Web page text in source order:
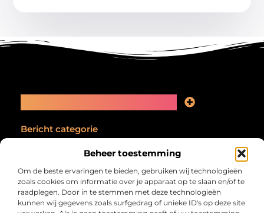
Beheer toestemming
Om de beste ervaringen te bieden, gebruiken wij technologieën
zoals cookies om informatie over je apparaat op te slaan en/of te
raadplegen. Door in te stemmen met deze technologieën
kunnen wij gegevens zoals surfgedrag of unieke ID's op deze site
Bericht categorie